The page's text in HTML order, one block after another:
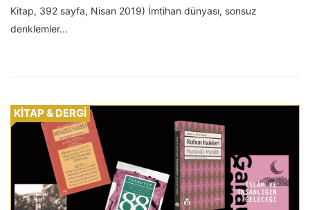
Kitap, 392 sayfa, Nisan 2019) İmtihan dünyası, sonsuz
denklemler...
KİTAP & DERGİ